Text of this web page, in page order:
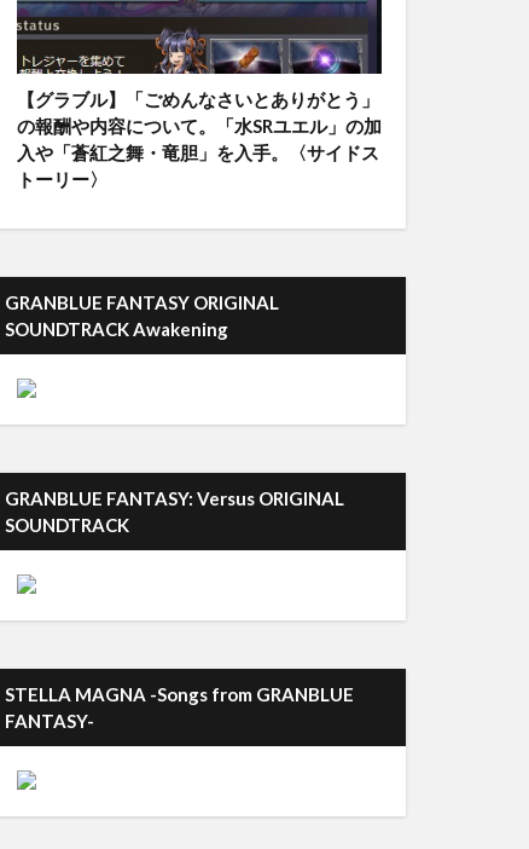
【グラブル】「ごめんなさいとありがとう」
の報酬や内容について。「水SRユエル」の加
入や「蒼紅之舞・竜胆」を入手。〈サイドス
トーリー〉
GRANBLUE FANTASY ORIGINAL
SOUNDTRACK Awakening
GRANBLUE FANTASY: Versus ORIGINAL
SOUNDTRACK
STELLA MAGNA -Songs from GRANBLUE
FANTASY-